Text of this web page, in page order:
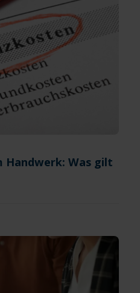
Handwerk: Was gilt